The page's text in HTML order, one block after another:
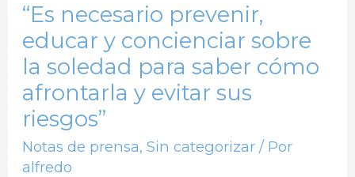
“Es necesario prevenir,
educar y concienciar sobre
la soledad para saber cómo
afrontarla y evitar sus
riesgos”
Notas de prensa,Sin categorizar / Por
alfredo
saber
cómo
afrontarla
y
evitar
sus
riesgos”